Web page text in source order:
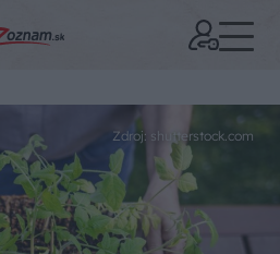
Zdroj: shutterstock.com